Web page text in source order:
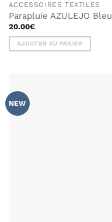
ACCESSOIRES TEXTILES
Parapluie AZULEJO Bleu
20.00€
AJOUTER AU PANIER
NEW